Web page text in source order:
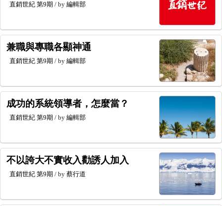
直銷世紀 第9期 / by 編輯部
兼職與專職各顯神通
直銷世紀 第9期 / by 編輯部
成功的系統領導者，怎麼當？
直銷世紀 第9期 / by 編輯部
不以誇大不實收入勸誘人加入
直銷世紀 第9期 / by 蔡行道